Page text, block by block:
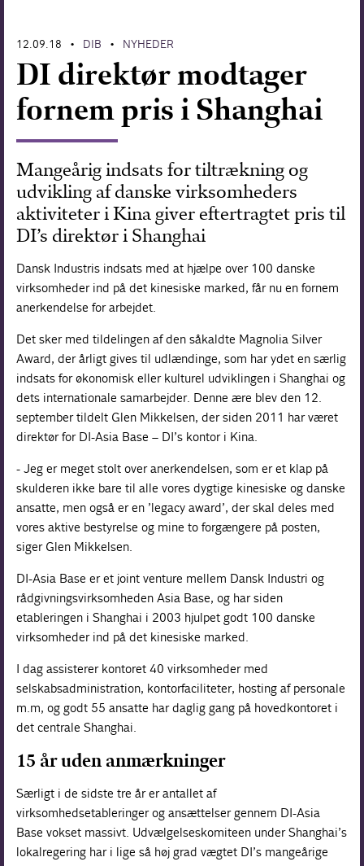
12.09.18 • DIB • NYHEDER
DI direktør modtager
fornem pris i Shanghai
Mangeårig indsats for tiltrækning og
udvikling af danske virksomheders
aktiviteter i Kina giver eftertragtet pris til
DI’s direktør i Shanghai
Dansk Industris indsats med at hjælpe over 100 danske
virksomheder ind på det kinesiske marked, får nu en fornem
anerkendelse for arbejdet.
Det sker med tildelingen af den såkaldte Magnolia Silver
Award, der årligt gives til udlændinge, som har ydet en særlig
indsats for økonomisk eller kulturel udviklingen i Shanghai og
dets internationale samarbejder. Denne ære blev den 12.
september tildelt Glen Mikkelsen, der siden 2011 har været
direktør for DI-Asia Base – DI’s kontor i Kina.
- Jeg er meget stolt over anerkendelsen, som er et klap på
skulderen ikke bare til alle vores dygtige kinesiske og danske
ansatte, men også er en ’legacy award’, der skal deles med
vores aktive bestyrelse og mine to forgængere på posten,
siger Glen Mikkelsen.
DI-Asia Base er et joint venture mellem Dansk Industri og
rådgivningsvirksomheden Asia Base, og har siden
etableringen i Shanghai i 2003 hjulpet godt 100 danske
virksomheder ind på det kinesiske marked.
I dag assisterer kontoret 40 virksomheder med
selskabsadministration, kontorfaciliteter, hosting af personale
m.m, og godt 55 ansatte har daglig gang på hovedkontoret i
det centrale Shanghai.
15 år uden anmærkninger
Særligt i de sidste tre år er antallet af
virksomhedsetableringer og ansættelser gennem DI-Asia
Base vokset massivt. Udvælgelseskomiteen under Shanghai’s
lokalregering har i lige så høj grad vægtet DI’s mangeårige